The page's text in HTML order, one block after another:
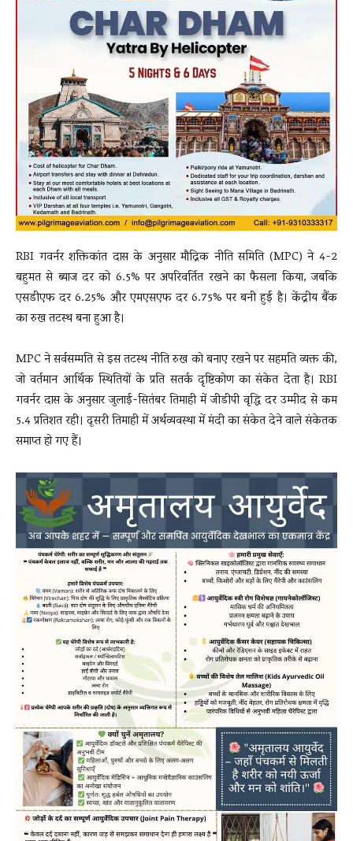
RBI गवर्नर शक्तिकांत दास के अनुसार मौद्रिक नीति समिति (MPC) ने 4-2
बहुमत से ब्याज दर को 6.5% पर अपरिवर्तित रखने का फैसला किया, जबकि
एसडीएफ दर 6.25% और एमएसएफ दर 6.75% पर बनी हुई है। केंद्रीय बैंक
का रुख तटस्थ बना हुआ है।
MPC ने सर्वसम्मति से इस तटस्थ नीति रुख को बनाए रखने पर सहमति व्यक्त की,
जो वर्तमान आर्थिक स्थितियों के प्रति सतर्क दृष्टिकोण का संकेत देता है। RBI
गवर्नर दास के अनुसार जुलाई-सितंबर तिमाही में जीडीपी वृद्धि दर उम्मीद से कम
5.4 प्रतिशत रही। दूसरी तिमाही में अर्थव्यवस्था में मंदी का संकेत देने वाले संकेतक
समाप्त हो गए हैं।